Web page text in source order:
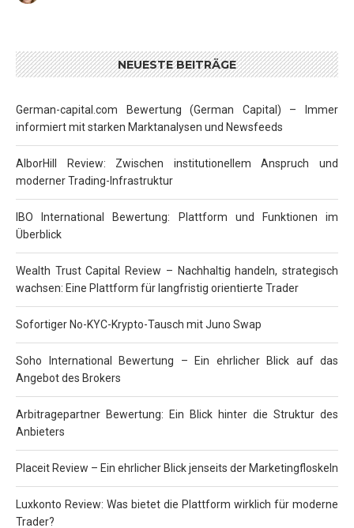
NEUESTE BEITRÄGE
German-capital.com Bewertung (German Capital) – Immer
informiert mit starken Marktanalysen und Newsfeeds
AlborHill Review: Zwischen institutionellem Anspruch und
moderner Trading-Infrastruktur
IBO International Bewertung: Plattform und Funktionen im
Überblick
Wealth Trust Capital Review – Nachhaltig handeln, strategisch
wachsen: Eine Plattform für langfristig orientierte Trader
Sofortiger No-KYC-Krypto-Tausch mit Juno Swap
Soho International Bewertung – Ein ehrlicher Blick auf das
Angebot des Brokers
Arbitragepartner Bewertung: Ein Blick hinter die Struktur des
Anbieters
Placeit Review – Ein ehrlicher Blick jenseits der Marketingfloskeln
Luxkonto Review: Was bietet die Plattform wirklich für moderne
Trader?